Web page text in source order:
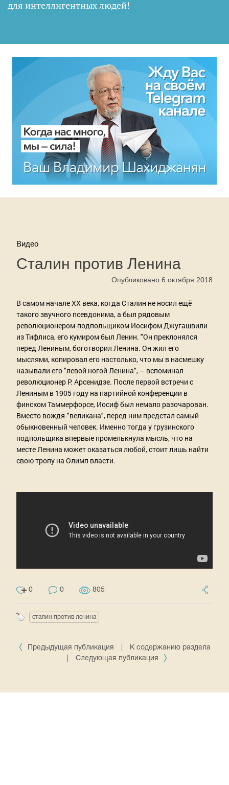
для интеллигентных людей!
Видео
Сталин против Ленина
Опубликовано 6 октября 2018
В самом начале ХХ века, когда Сталин не носил ещё
такого звучного псевдонима, а был рядовым
революционером-подпольщиком Иосифом Джугашвили
из Тифлиса, его кумиром был Ленин. "Он преклонялся
перед Лениным, боготворил Ленина. Он жил его
мыслями, копировал его настолько, что мы в насмешку
называли его "левой ногой Ленина", – вспоминал
революционер Р. Арсенидзе. После первой встречи с
Лениным в 1905 году на партийной конференции в
финском Таммерфорсе, Иосиф был немало разочарован.
Вместо вождя-"великана", перед ним предстал самый
обыкновенный человек. Именно тогда у грузинского
подпольщика впервые промелькнула мысль, что на
месте Ленина может оказаться любой, стоит лишь найти
свою тропу на Олимп власти.
0 0 805
сталин против ленина
Предыдущая публикация
К содержанию раздела
Следующая публикация